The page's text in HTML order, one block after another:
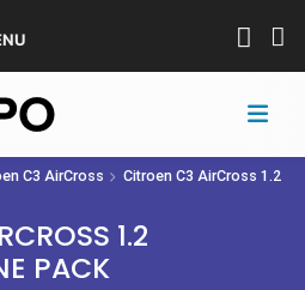
C3 AirCross
Citroen C3 AirCross 1.2
1.2
PACK